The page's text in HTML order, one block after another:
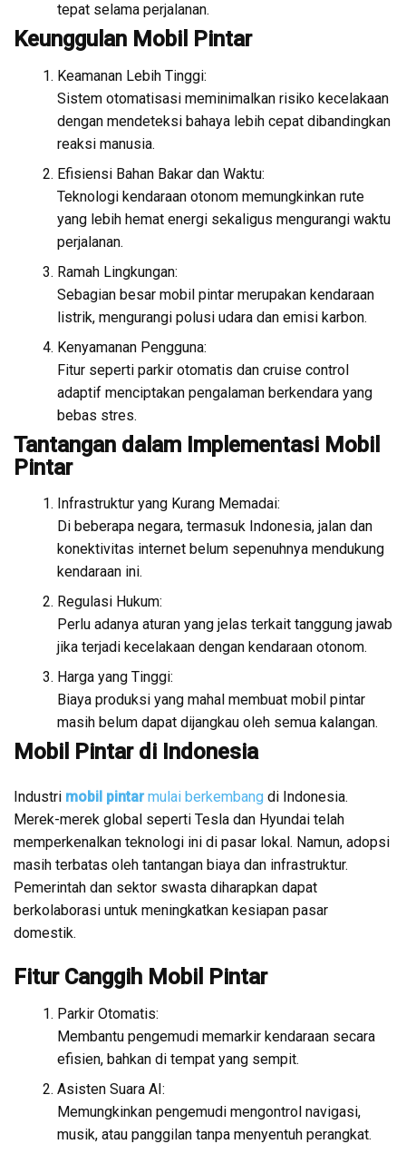
tepat selama perjalanan.
Keunggulan Mobil Pintar
Keamanan Lebih Tinggi:
Sistem otomatisasi meminimalkan risiko kecelakaan
dengan mendeteksi bahaya lebih cepat dibandingkan
reaksi manusia.
Efisiensi Bahan Bakar dan Waktu:
Teknologi kendaraan otonom memungkinkan rute
yang lebih hemat energi sekaligus mengurangi waktu
perjalanan.
Ramah Lingkungan:
Sebagian besar mobil pintar merupakan kendaraan
listrik, mengurangi polusi udara dan emisi karbon.
Kenyamanan Pengguna:
Fitur seperti parkir otomatis dan cruise control
adaptif menciptakan pengalaman berkendara yang
bebas stres.
Tantangan dalam Implementasi Mobil
Pintar
Infrastruktur yang Kurang Memadai:
Di beberapa negara, termasuk Indonesia, jalan dan
konektivitas internet belum sepenuhnya mendukung
kendaraan ini.
Regulasi Hukum:
Perlu adanya aturan yang jelas terkait tanggung jawab
jika terjadi kecelakaan dengan kendaraan otonom.
Harga yang Tinggi:
Biaya produksi yang mahal membuat mobil pintar
masih belum dapat dijangkau oleh semua kalangan.
Mobil Pintar di Indonesia
Industri mobil pintarmulai berkembang di Indonesia.
Merek-merek global seperti Tesla dan Hyundai telah
memperkenalkan teknologi ini di pasar lokal. Namun, adopsi
masih terbatas oleh tantangan biaya dan infrastruktur.
Pemerintah dan sektor swasta diharapkan dapat
berkolaborasi untuk meningkatkan kesiapan pasar
domestik.
Fitur Canggih Mobil Pintar
Parkir Otomatis:
Membantu pengemudi memarkir kendaraan secara
efisien, bahkan di tempat yang sempit.
Asisten Suara AI:
Memungkinkan pengemudi mengontrol navigasi,
musik, atau panggilan tanpa menyentuh perangkat.